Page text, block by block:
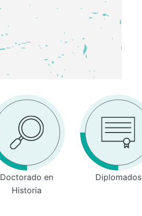
Doctorado en
Historia
Diplomados